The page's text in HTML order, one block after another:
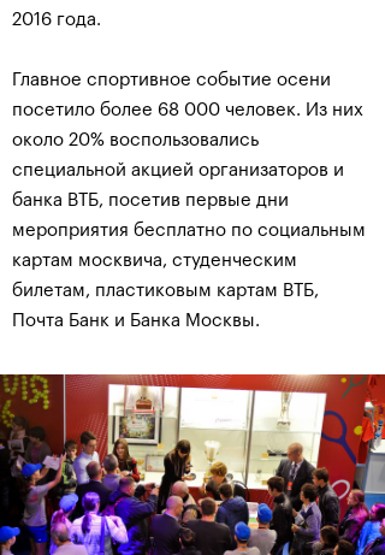
2016 года.
Главное спортивное событие осени
посетило более 68 000 человек. Из них
около 20% воспользовались
специальной акцией организаторов и
банка ВТБ, посетив первые дни
мероприятия бесплатно по социальным
картам москвича, студенческим
билетам, пластиковым картам ВТБ,
Почта Банк и Банка Москвы.